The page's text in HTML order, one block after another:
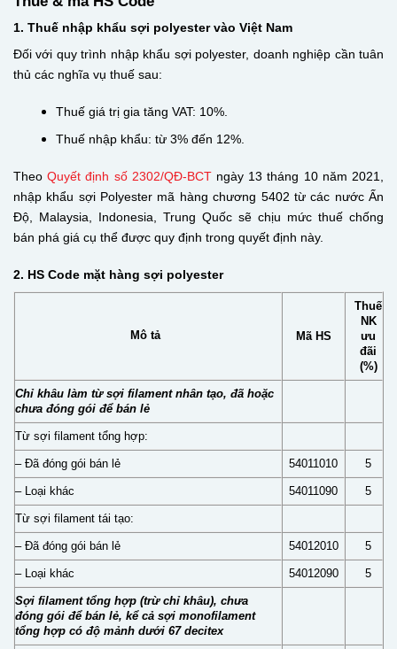
1. Thuế nhập khẩu sợi polyester vào Việt Nam
Đối với quy trình nhập khẩu sợi polyester, doanh nghiệp cần tuân
thủ các nghĩa vụ thuế sau:
Thuế giá trị gia tăng VAT: 10%.
Thuế nhập khẩu: từ 3% đến 12%.
TheoQuyết định số 2302/QĐ-BCTngày 13 tháng 10 năm 2021,
nhập khẩu sợi Polyester mã hàng chương 5402 từ các nước Ấn
Độ, Malaysia, Indonesia, Trung Quốc sẽ chịu mức thuế chống
bán phá giá cụ thể được quy định trong quyết định này.
2. HS Code mặt hàng sợi polyester
Mô tả Mã HS
Thuế
NK
ưu
đãi
(%)
Chỉ khâu làm từ sợi filament nhân tạo, đã hoặc
chưa đóng gói để bán lẻ
Từ sợi filament tổng hợp:
– Đã đóng gói bán lẻ 54011010 5
– Loại khác 54011090 5
Từ sợi filament tái tạo:
– Đã đóng gói bán lẻ 54012010 5
– Loại khác 54012090 5
Sợi filament tổng hợp (trừ chỉ khâu), chưa
đóng gói để bán lẻ, kể cả sợi monofilament
tổng hợp có độ mảnh dưới 67 decitex